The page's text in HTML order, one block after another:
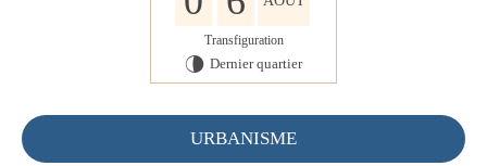
Transfiguration
U Dernier quartier
URBANISME